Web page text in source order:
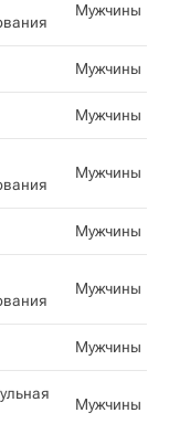
Мужчины
Мужчины
Мужчины
Мужчины
Мужчины
Мужчины
Мужчины
Мужчины